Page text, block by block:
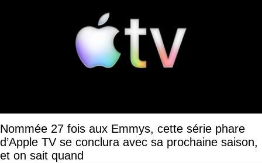
Nommée 27 fois aux Emmys, cette série phare
d’Apple TV se conclura avec sa prochaine saison,
et on sait quand